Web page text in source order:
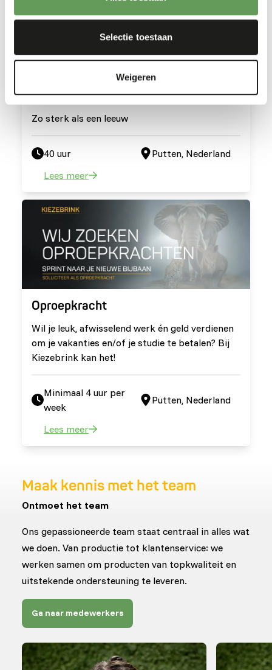
Selectie toestaan
Weigeren
Machine Operator
Zo sterk als een leeuw
40 uur
Putten, Nederland
Lees meer
Oproepkracht
Wil je leuk, afwisselend werk én geld verdienen
om je vakanties en/of je studie te betalen? Bij
Kiezebrink kan het!
Minimaal 4 uur per
week
Putten, Nederland
Lees meer
Maak kennis met het team
Ontmoet het team
Ons gepassioneerde team staat centraal in alles wat
we doen. Van productie tot klantenservice: we
werken samen om producten van topkwaliteit en
uitstekende ondersteuning te leveren.
Ga naar medewerkers